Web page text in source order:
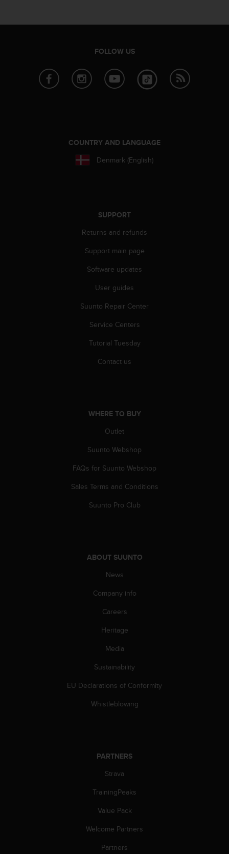
FOLLOW US
COUNTRY AND LANGUAGE
Denmark (English)
SUPPORT
Returns and refunds
Support main page
Software updates
User guides
Suunto Repair Center
Service Centers
Tutorial Tuesday
Contact us
WHERE TO BUY
Outlet
Suunto Webshop
FAQs for Suunto Webshop
Sales Terms and Conditions
Suunto Pro Club
ABOUT SUUNTO
News
Company info
Careers
Heritage
Media
Sustainability
EU Declarations of Conformity
Whistleblowing
PARTNERS
Strava
TrainingPeaks
Value Pack
Welcome Partners
Partners